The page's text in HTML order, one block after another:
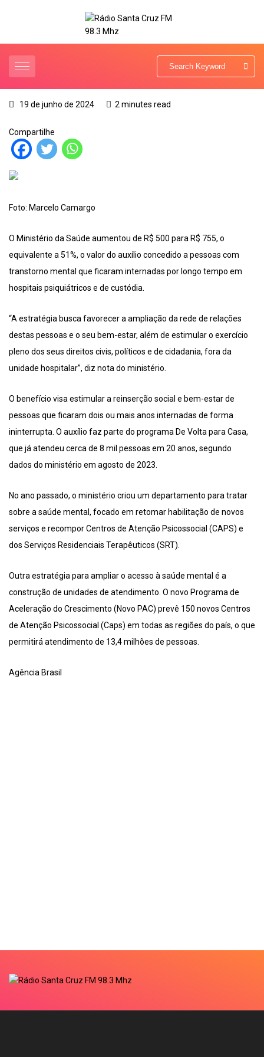
19 de junho de 2024 2 minutes read
Compartilhe
Foto: Marcelo Camargo
O Ministério da Saúde aumentou de R$ 500 para R$ 755, o
equivalente a 51%, o valor do auxílio concedido a pessoas com
transtorno mental que ficaram internadas por longo tempo em
hospitais psiquiátricos e de custódia.
“A estratégia busca favorecer a ampliação da rede de relações
destas pessoas e o seu bem-estar, além de estimular o exercício
pleno dos seus direitos civis, políticos e de cidadania, fora da
unidade hospitalar”, diz nota do ministério.
O benefício visa estimular a reinserção social e bem-estar de
pessoas que ficaram dois ou mais anos internadas de forma
ininterrupta. O auxílio faz parte do programa De Volta para Casa,
que já atendeu cerca de 8 mil pessoas em 20 anos, segundo
dados do ministério em agosto de 2023.
No ano passado, o ministério criou um departamento para tratar
sobre a saúde mental, focado em retomar habilitação de novos
serviços e recompor Centros de Atenção Psicossocial (CAPS) e
dos Serviços Residenciais Terapêuticos (SRT).
Outra estratégia para ampliar o acesso à saúde mental é a
construção de unidades de atendimento. O novo Programa de
Aceleração do Crescimento (Novo PAC) prevê 150 novos Centros
de Atenção Psicossocial (Caps) em todas as regiões do país, o que
permitirá atendimento de 13,4 milhões de pessoas.
Agência Brasil